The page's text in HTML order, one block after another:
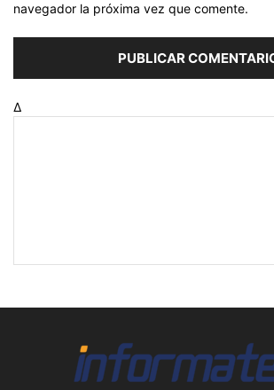
navegador la próxima vez que comente.
Δ